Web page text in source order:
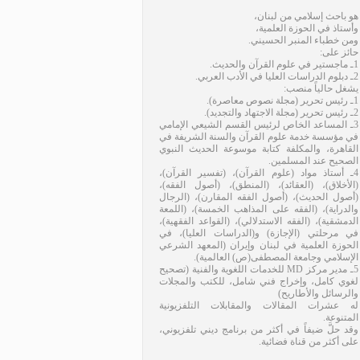
هو باحث إسلامي من لبنان،
وأستاذ في الحوزة العلمية،
ومن خطباء المنبر الحسيني.
حائز على:
1ـ ماجستير في علوم القرآن والحديث.
2ـ دبلوم الدراسات العليا في الأدب العربي.
يشغل حالياً منصب:
1ـ رئيس تحرير (مجلة نصوص معاصرة).
2ـ رئيس تحرير (مجلة الاجتهاد والتجديد).
3ـ المساعد الخاص لرئيس القسم الشيعي الإمامي
في مؤسسة خدمة علوم القرآن والسنة الشريفة في
القاهرة، والمكلفة كتابة موسوعة الحديث النبوي
الصحيح عند المسلمين.
4ـ أستاذ مواد (علوم القرآن)، (تفسير القرآن)،
(الأخلاق)، (العقائد)، (المنطق)، (أصول الفقه)،
(أصول الحديث)، (أصول الفقه المقارن)، (الرجال
والدراية)، (الفقه على المذاهب الخمسة)، (اللمعة
الدمشقية)، (الفقه الاستدلالي)، (القواعد الفقهية)،
في مرحلتي (الإجازة) و(الدراسات العليا)، في
الحوزة العلمية في لبنان وإيران (المعهد الشرعي
الإسلامي وجامعة المصطفى(ص) العالمية).
5ـ مدير مركز MD للخدمات اللغوية والفنية (تصحيح
لغوي كامل، وإخراج فني شامل، للكتب والمجلات
والرسائل والأطاريح)
له عشرات المقالات والمقابلات التلفزيونية
المتنوعة.
وقد حلَّ ضيفاً في أكثر من برنامج ديني تلفزيوني،
على أكثر من قناة فضائية.